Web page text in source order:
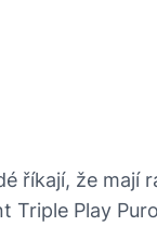
říkají, že mají
Triple Play